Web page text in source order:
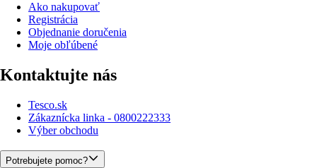
Ako nakupovať
Registrácia
Objednanie doručenia
Moje obľúbené
Kontaktujte nás
Tesco.sk
Zákaznícka linka - 0800222333
Výber obchodu
Potrebujete pomoc?